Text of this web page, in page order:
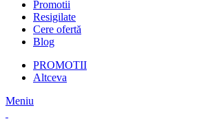
Promotii
Resigilate
Cere ofertă
Blog
PROMOTII
Altceva
Meniu